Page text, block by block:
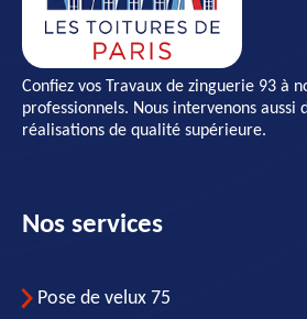
Confiez vos Travaux de zinguerie 93 à
professionnels. Nous intervenons aussi
réalisations de qualité supérieure.
Nos services
Pose de velux 75